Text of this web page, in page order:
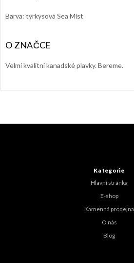
Barva: tyrkysová Sea Mist
Velmi kvalitní kanadské plavky. Bereme.
Kategorie
Hlavní stránka
E-shop
Kamenná prodejna
O nás
Blog